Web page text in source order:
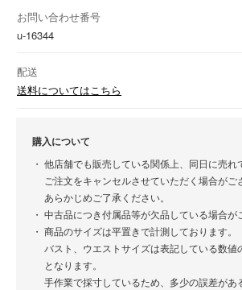
お問い合わせ番号
u-16344
配送
送料についてはこちら
購入について
他店舗でも販売している関係上、同日に売れ
ご注文をキャンセルさせていただく場合がご
あらかじめご了承ください。
中古品につき付属品等が欠品している場合が
商品のサイズは平置きで計測しております。
バスト、ウエストサイズは表記している数値
となります。
手作業で採寸しているため、多少の誤差があ